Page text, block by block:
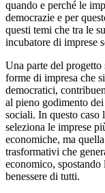
quando e perché le
democrazie e per
questi temi che tra le
incubatore di imprese
Una parte del progetto
forme di impresa che
democratici,
al pieno godimento
sociali. In questo caso
seleziona le imprese
economiche, ma
trasformativi che
economico,
benessere di tutti.